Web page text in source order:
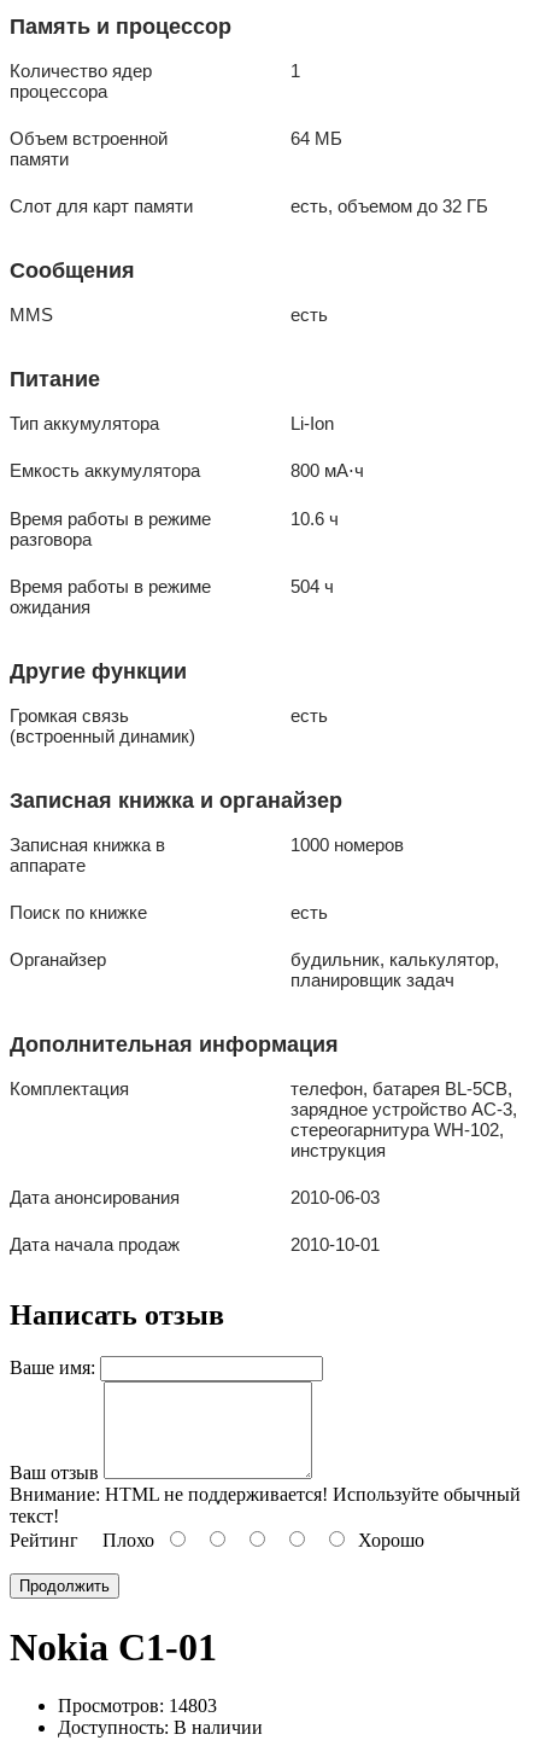
Память и процессор
Количество ядер
процессора
1
Объем встроенной
памяти
64 МБ
Слот для карт памяти есть, объемом до 32 ГБ
Сообщения
MMS есть
Питание
Тип аккумулятора Li-Ion
Емкость аккумулятора 800 мА⋅ч
Время работы в режиме
разговора
10.6 ч
Время работы в режиме
ожидания
504 ч
Другие функции
Громкая связь
(встроенный динамик)
есть
Записная книжка и органайзер
Записная книжка в
аппарате
1000 номеров
Поиск по книжке есть
Органайзер
будильник, калькулятор,
планировщик задач
Дополнительная информация
Комплектация
телефон, батарея BL-5CB,
зарядное устройство AC-3,
стереогарнитура WH-102,
инструкция
Дата анонсирования 2010-06-03
Дата начала продаж 2010-10-01
Написать отзыв
Ваше имя:
Ваш отзыв
Внимание: HTML не поддерживается! Используйте обычный
текст!
Рейтинг Плохо Хорошо
Продолжить
Nokia C1-01
Просмотров: 14803
Доступность: В наличии